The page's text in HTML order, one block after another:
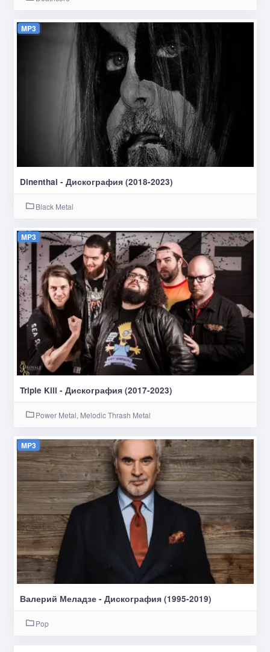
MP3
Dinenthal - Дискография (2018-2023)
Black Metal
MP3
Triple Kill - Дискография (2017-2023)
Power Metal, Melodic Thrash Metal
MP3
Валерий Меладзе - Дискография (1995-2019)
Pop